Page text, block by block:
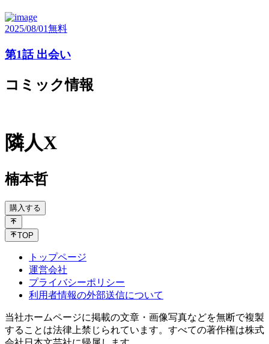
2025/08/01無料
第1話 出会い
コミック情報
隣人X
楠本哲
購入する
TOP
トップページ
運営会社
プライバシーポリシー
利用者情報の外部送信について
当社ホームページに掲載の文章・画像写真などを無断で複製
することは法律上禁じられています。すべての著作権は株式